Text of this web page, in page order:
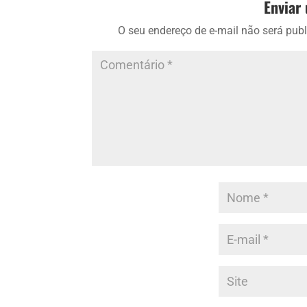
O seu endereço de e-mail não será